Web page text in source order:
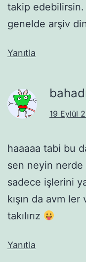
takip edebilirsin.
genelde arşiv
Yanıtla
19 Eylül
haaaaa tabi bu
sen neyin
sadece işlerini
kışın da avm ler
takılırız
Yanıtla